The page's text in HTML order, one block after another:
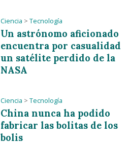
Ciencia > Tecnología
Un astrónomo aficionado
encuentra por casualidad
un satélite perdido de la
NASA
Ciencia > Tecnología
China nunca ha podido
fabricar las bolitas de los
bolis